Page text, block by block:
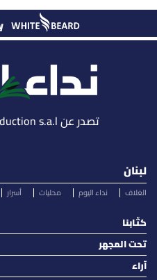
تصدر عن Lebanese Media Production s.a.l
لبنان
الغلاف نداء اليوم محليات أسرار
كتّابنا
تحت المجهر
آراء